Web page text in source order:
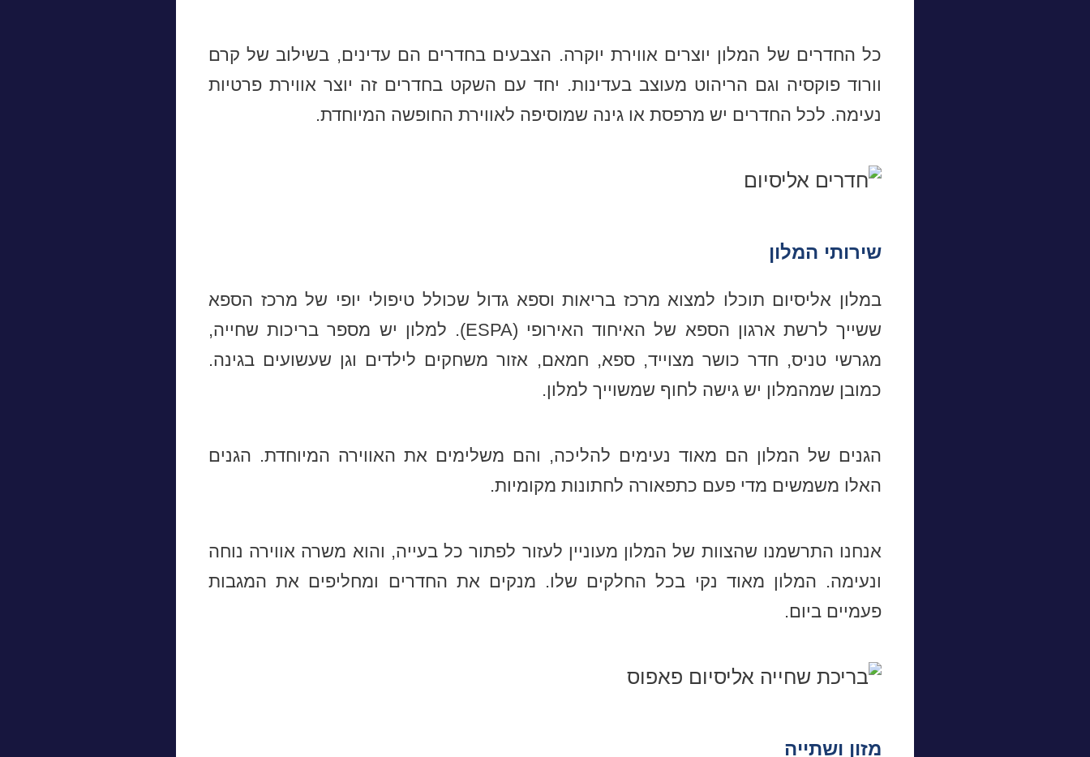
כל החדרים של המלון יוצרים אווירת יוקרה. הצבעים בחדרים הם עדינים, בשילוב של קרם
וורוד פוקסיה וגם הריהוט מעוצב בעדינות. יחד עם השקט בחדרים זה יוצר אווירת פרטיות
נעימה. לכל החדרים יש מרפסת או גינה שמוסיפה לאווירת החופשה המיוחדת.
שירותי המלון
במלון אליסיום תוכלו למצוא מרכז בריאות וספא גדול שכולל טיפולי יופי של מרכז הספא
ששייך לרשת ארגון הספא של האיחוד האירופי (ESPA). למלון יש מספר בריכות שחייה,
מגרשי טניס, חדר כושר מצוייד, ספא, חמאם, אזור משחקים לילדים וגן שעשועים בגינה.
כמובן שמהמלון יש גישה לחוף שמשוייך למלון.
הגנים של המלון הם מאוד נעימים להליכה, והם משלימים את האווירה המיוחדת. הגנים
האלו משמשים מדי פעם כתפאורה לחתונות מקומיות.
אנחנו התרשמנו שהצוות של המלון מעוניין לעזור לפתור כל בעייה, והוא משרה אווירה נוחה
ונעימה. המלון מאוד נקי בכל החלקים שלו. מנקים את החדרים ומחליפים את המגבות
פעמיים ביום.
מזון ושתייה